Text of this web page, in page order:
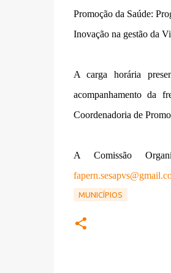
Promoção da Saúde:
Inovação na gestão da
A carga horária
acompanhamento da
Coordenadoria de
A Comissão
MUNICÍPIOS